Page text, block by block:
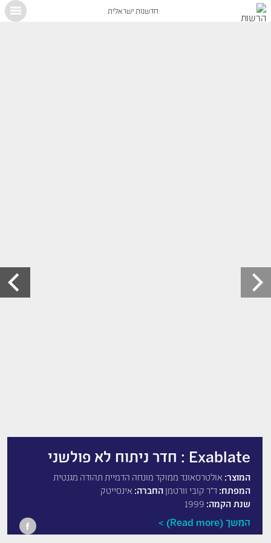
חדשנות ישראלית
Exablate : חדר ניתוח לא פולשני
המוצר: אולטרסאונד ממוקד מונחה הדמיית תהודה מגנטית
המפתח: ד"ר קובי וורטמןהחברה: אינסייטק
שנת הקמה:
המשך (Read more)
X